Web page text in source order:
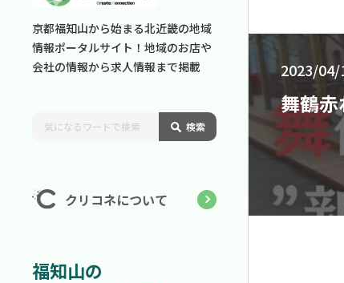
2023/04/
舞鶴
京都福知山から始まる北近畿の地域
情報ポータルサイト！地域のお店や
会社の情報から求人情報まで掲載
検索
クリコネについて
福知山の